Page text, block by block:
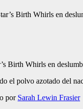
Birth Whirls en
el polvo azotado del
por Sarah Lewin Frasier